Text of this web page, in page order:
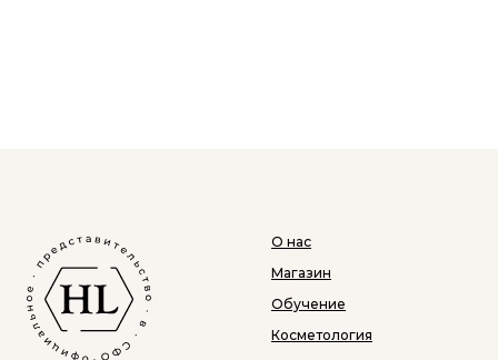
О нас
Магазин
Обучение
Косметология